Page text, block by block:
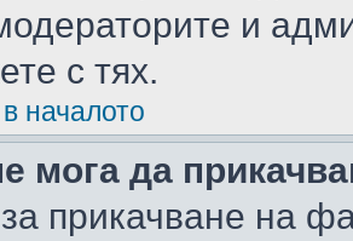
и
с тях.
началото
мога да
прикачване на